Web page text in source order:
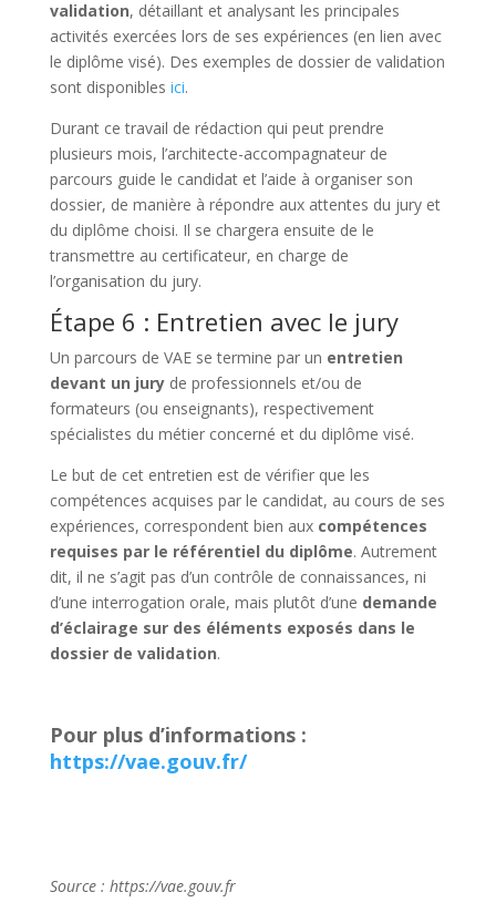
validation, détaillant et analysant les principales
activités exercées lors de ses expériences (en lien avec
le diplôme visé). Des exemples de dossier de validation
sont disponibles ici.
Durant ce travail de rédaction qui peut prendre
plusieurs mois, l’architecte-accompagnateur de
parcours guide le candidat et l’aide à organiser son
dossier, de manière à répondre aux attentes du jury et
du diplôme choisi. Il se chargera ensuite de le
transmettre au certificateur, en charge de
l’organisation du jury.
Étape 6 : Entretien avec le jury
Un parcours de VAE se termine par un entretien
devant un jury de professionnels et/ou de
formateurs (ou enseignants), respectivement
spécialistes du métier concerné et du diplôme visé.
Le but de cet entretien est de vérifier que les
compétences acquises par le candidat, au cours de ses
expériences, correspondent bien aux compétences
requises par le référentiel du diplôme. Autrement
dit, il ne s’agit pas d’un contrôle de connaissances, ni
d’une interrogation orale, mais plutôt d’une demande
d’éclairage sur des éléments exposés dans le
dossier de validation.
Pour plus d’informations :
https://vae.gouv.fr/
Source : https://vae.gouv.fr